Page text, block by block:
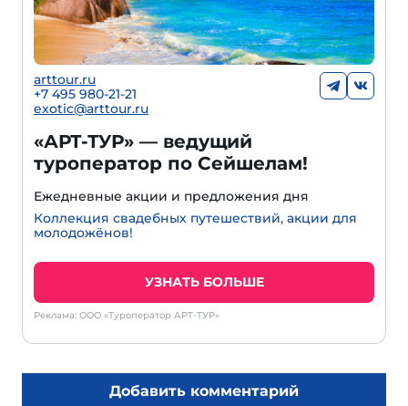
arttour.ru
+7 495 980-21-21
exotic@arttour.ru
«АРТ-ТУР» — ведущий
туроператор по Сейшелам!
Ежедневные акции и предложения дня
Коллекция свадебных путешествий, акции для
молодожёнов!
УЗНАТЬ БОЛЬШЕ
Реклама: ООО «Туроператор АРТ-ТУР»
Добавить комментарий